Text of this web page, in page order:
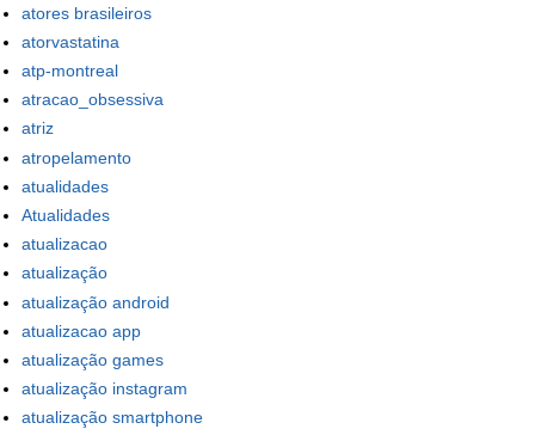
atores brasileiros
atorvastatina
atp-montreal
atracao_obsessiva
atriz
atropelamento
atualidades
Atualidades
atualizacao
atualização
atualização android
atualizacao app
atualização games
atualização instagram
atualização smartphone